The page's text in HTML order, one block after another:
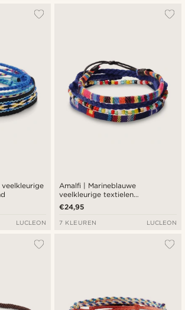
LUCLEON
Amalfi | Marineblauwe
veelkleurige textielen
surfarmband
€24,95
7 KLEUREN LUCLEON